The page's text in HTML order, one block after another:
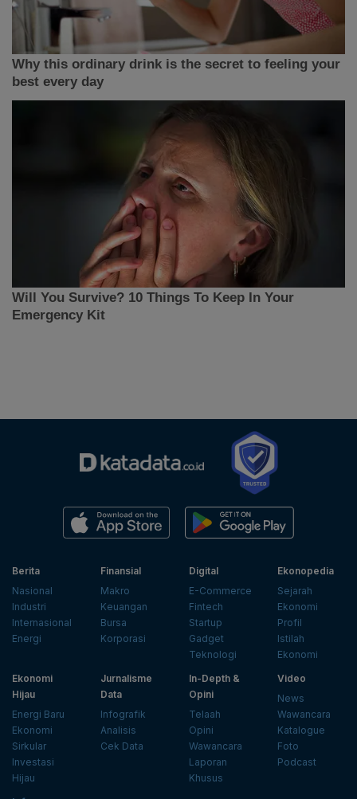
Berita
Nasional
Industri
Internasional
Energi
Finansial
Makro
Keuangan
Bursa
Korporasi
Digital
E-Commerce
Fintech
Startup
Gadget
Teknologi
Ekonopedia
Sejarah
Ekonomi
Profil
Istilah
Ekonomi
Ekonomi
Hijau
Energi Baru
Ekonomi
Sirkular
Investasi
Hijau
Jurnalisme
Data
Infografik
Analisis
Cek Data
In-Depth &
Opini
Telaah
Opini
Wawancara
Laporan
Khusus
Video
News
Wawancara
Katalogue
Foto
Podcast